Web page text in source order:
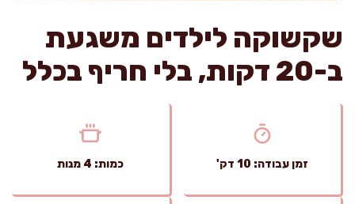
שקשוקה לילדים משגעת
ב-20 דקות, בלי חריף בכלל
זמן עבודה: 10 דק' כמות: 4 מנות